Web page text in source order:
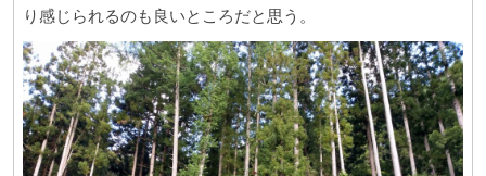
り感じられるのも良いところだと思う。